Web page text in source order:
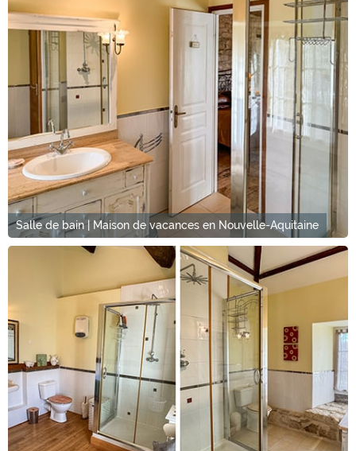
Salle de bain | Maison de vacances en Nouvelle-Aquitaine